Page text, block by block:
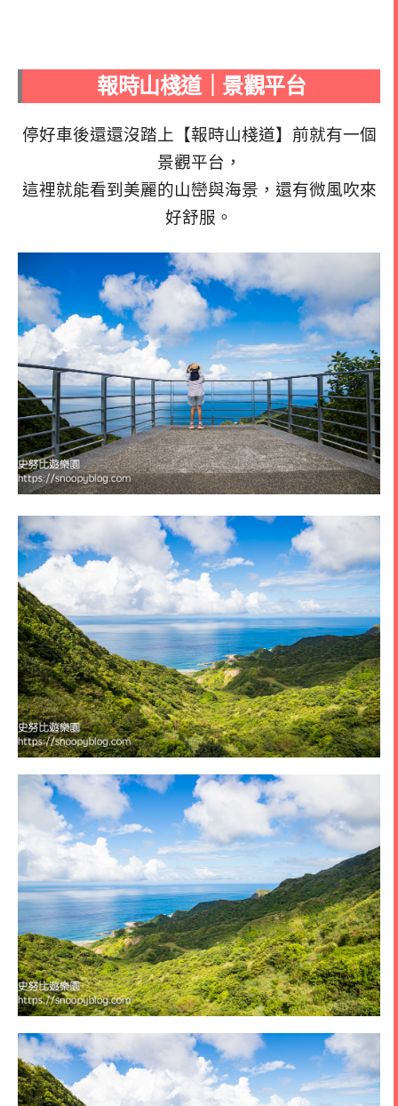
報時山棧道｜景觀平台
停好車後還還沒踏上【報時山棧道】前就有一個
景觀平台，
這裡就能看到美麗的山巒與海景，還有微風吹來
好舒服。